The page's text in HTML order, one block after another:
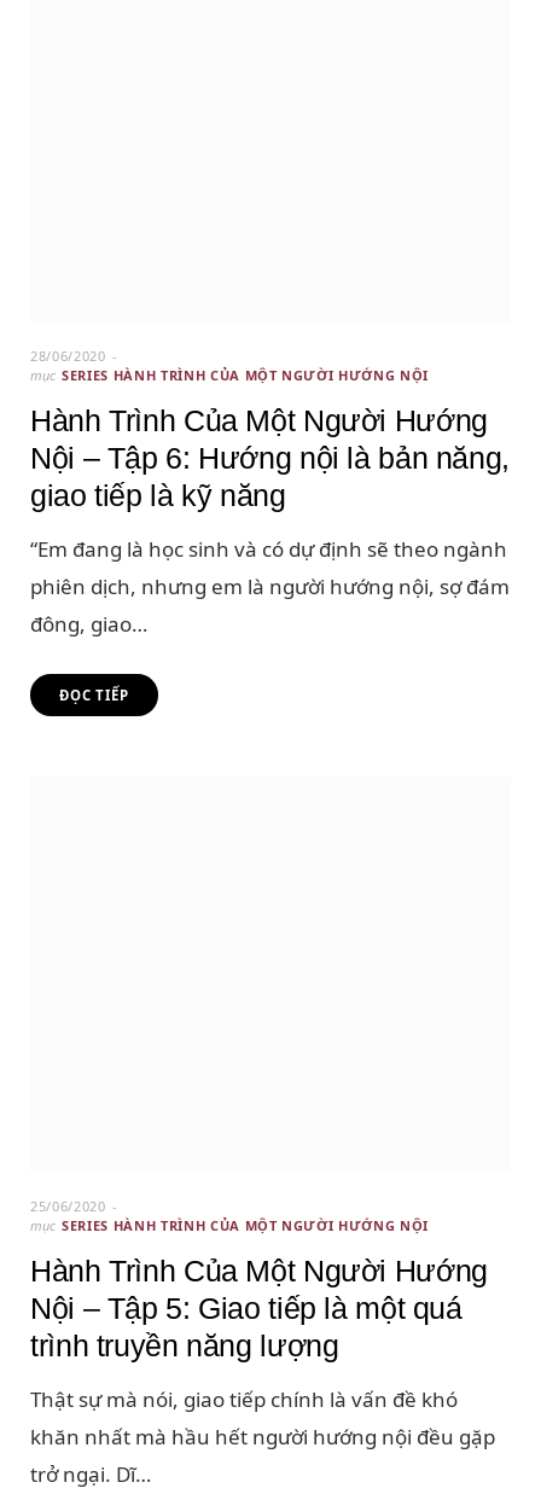
28/06/2020
mục SERIES HÀNH TRÌNH CỦA MỘT NGƯỜI HƯỚNG NỘI
Hành Trình Của Một Người Hướng
Nội – Tập 6: Hướng nội là bản năng,
giao tiếp là kỹ năng
“Em đang là học sinh và có dự định sẽ theo ngành
phiên dịch, nhưng em là người hướng nội, sợ đám
đông, giao…
ĐỌC TIẾP
25/06/2020
mục SERIES HÀNH TRÌNH CỦA MỘT NGƯỜI HƯỚNG NỘI
Hành Trình Của Một Người Hướng
Nội – Tập 5: Giao tiếp là một quá
trình truyền năng lượng
Thật sự mà nói, giao tiếp chính là vấn đề khó
khăn nhất mà hầu hết người hướng nội đều gặp
trở ngại. Dĩ…